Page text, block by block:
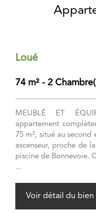
Loué
74 m² - 2
MEUBLÉ ET
appartement
75 m², situé au
ascenseur, proche de
piscine de Bonnevoie.
...
Voir détail du bien